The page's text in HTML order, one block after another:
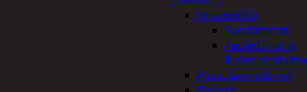
Ilmanvaihto
Suodattimet
Tuulettimet ja
Kaasulämmittimet